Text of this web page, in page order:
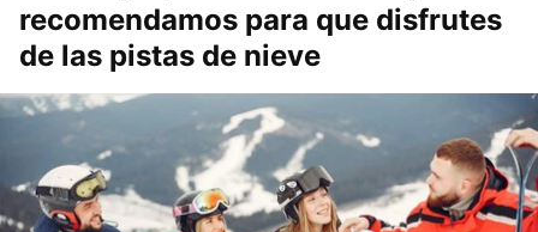
recomendamos para que disfrutes
de las pistas de nieve